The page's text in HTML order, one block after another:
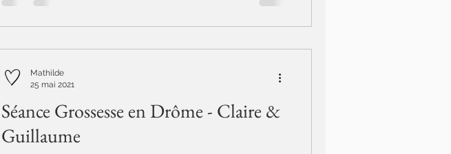
Séance Grossesse en Drôme - Claire &
Guillaume
Mathilde
25 mai 2021